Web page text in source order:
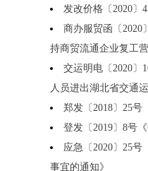
发改价格〔2020〕
商办服贸函〔2020
持商贸流通企业复工营
交运明电〔2020〕
人员进出湖北省交通
郑发〔2018〕25号
登发〔2019〕8号
应急〔2020〕25
事宜的通知》